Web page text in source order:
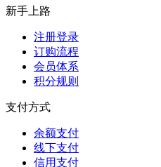
新手上路
注册登录
订购流程
会员体系
积分规则
支付方式
余额支付
线下支付
信用支付